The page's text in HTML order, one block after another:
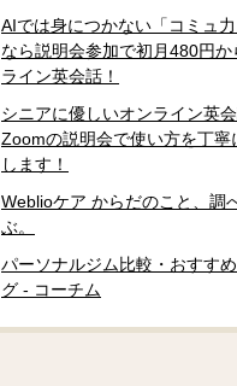
AIでは身につかない「コミュ
なら説明会参加で初月480円か
ライン英会話！
シニアに優しいオンライン英会
Zoomの説明会で使い方を丁寧
します！
Weblioケア からだのこと、調
ぶ。
パーソナルジム比較・おすす
グ - コーチム